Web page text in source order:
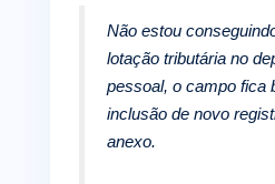
Não estou
lotação tributária no
pessoal, o campo fica
inclusão de novo
anexo.